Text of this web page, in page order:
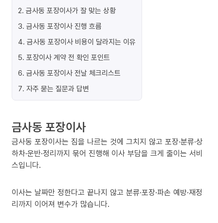
2. 금사동 포장이사가 잘 맞는 상황
3. 금사동 포장이사 진행 흐름
4. 금사동 포장이사 비용이 달라지는 이유
5. 포장이사 계약 전 확인 포인트
6. 금사동 포장이사 전날 체크리스트
7. 자주 묻는 질문과 답변
금사동 포장이사
금사동 포장이사는 짐을 나르는 것에 그치지 않고 포장·분류·상
하차·운반·정리까지 묶어 진행해 이사 부담을 크게 줄이는 서비
스입니다.
이사는 날짜만 정한다고 끝나지 않고 분류·포장·파손 예방·재정
리까지 이어져 변수가 많습니다.